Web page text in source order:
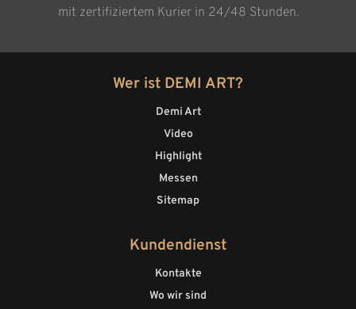
mit zertifiziertem Kurier in 24/48 Stunden.
Wer ist DEMI ART?
Demi Art
Video
Highlight
Messen
Sitemap
Kundendienst
Kontakte
Wo wir sind